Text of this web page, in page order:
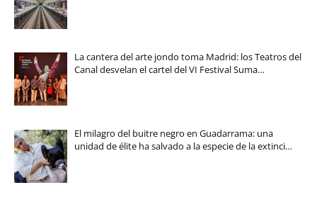
La cantera del arte jondo toma Madrid: los Teatros del
Canal desvelan el cartel del VI Festival Suma…
El milagro del buitre negro en Guadarrama: una
unidad de élite ha salvado a la especie de la extinci…